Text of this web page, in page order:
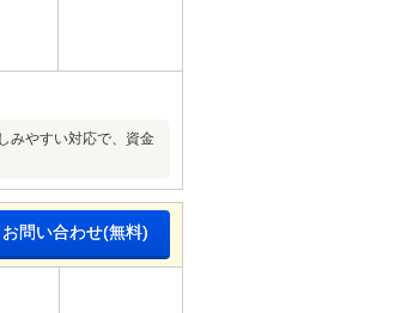
みやすい対応で、資金
お問い合わせ(無料)